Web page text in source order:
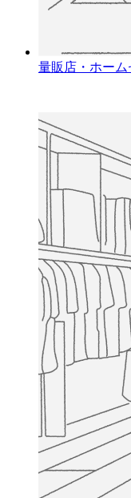
量販店・ホー